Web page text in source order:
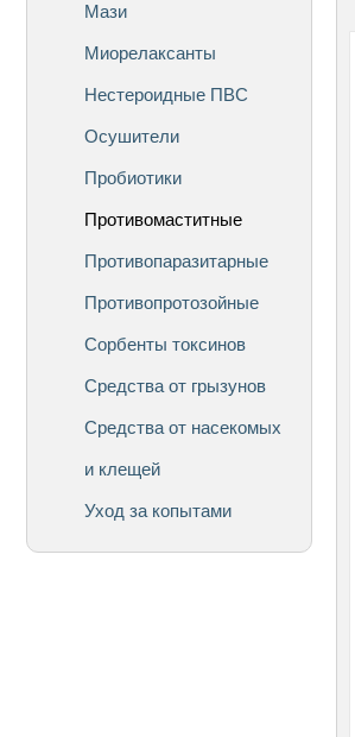
Мази
Миорелаксанты
Нестероидные ПВС
Осушители
Пробиотики
Противомаститные
Противопаразитарные
Противопротозойные
Сорбенты токсинов
Средства от грызунов
Средства от насекомых
и клещей
Уход за копытами